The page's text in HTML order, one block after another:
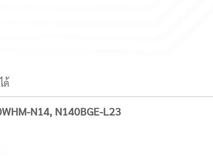
ด้
N14, N140BGE-L23